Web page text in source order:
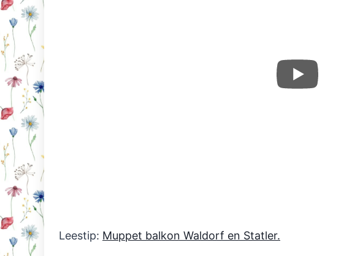
Leestip: Muppet balkon Waldorf en Statler.